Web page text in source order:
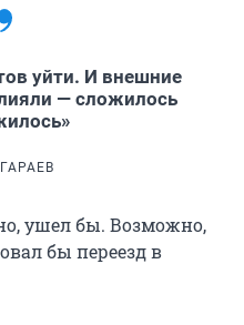
уйти. И внешние
— сложилось
ушел бы. Возможно,
бы переезд в